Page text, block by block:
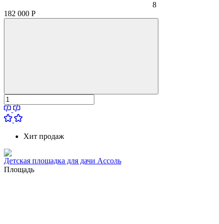
8
182 000 Р
Хит продаж
Детская площадка для дачи Ассоль
Площадь